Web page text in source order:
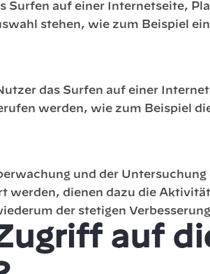
Surfen auf einer Internetseite,
stehen, wie zum Beispiel
das Surfen auf einer
werden, wie zum Beispiel
und der
werden, dienen dazu die
der stetigen
auf